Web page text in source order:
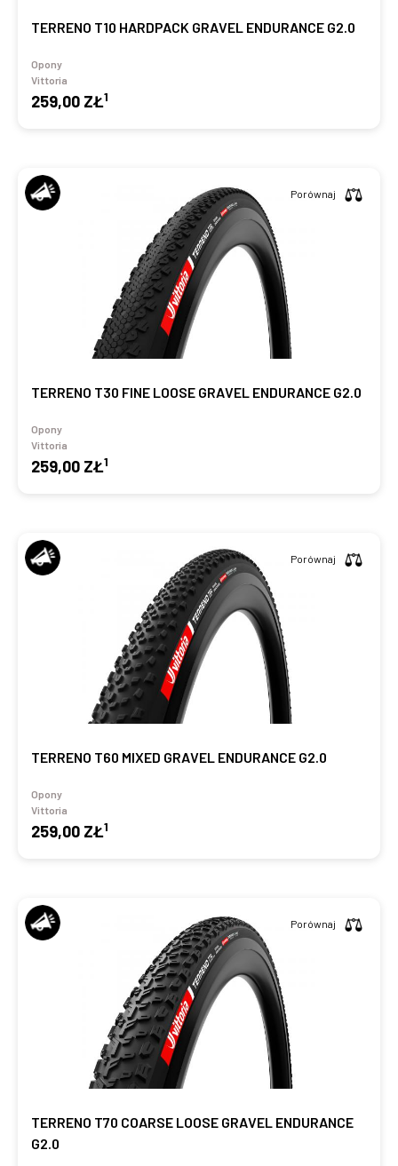
TERRENO T10 HARDPACK GRAVEL ENDURANCE G2.0
Opony
Vittoria
259,00 ZŁ1
TERRENO T30 FINE LOOSE GRAVEL ENDURANCE G2.0
Opony
Vittoria
259,00 ZŁ1
Porównaj
TERRENO T60 MIXED GRAVEL ENDURANCE G2.0
Opony
Vittoria
259,00 ZŁ1
Porównaj
TERRENO T70 COARSE LOOSE GRAVEL ENDURANCE
G2.0
Porównaj